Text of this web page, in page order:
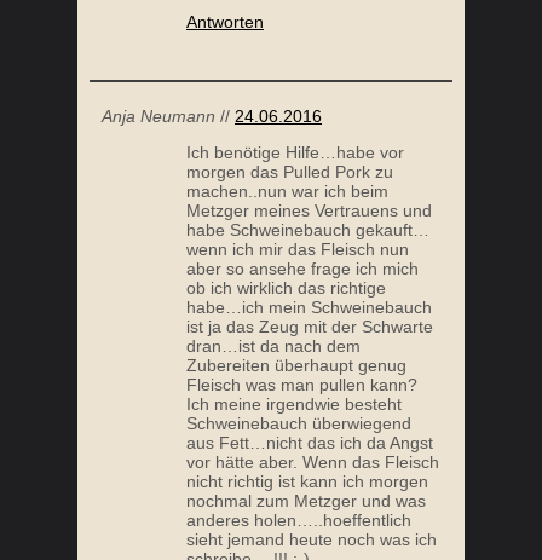
machen..nun war ich beim
Metzger meines Vertrauens und
ob ich wirklich das richtige
habe…ich mein Schweinebauch
ist ja das Zeug mit der Schwarte
dran…ist da nach dem
Zubereiten überhaupt genug
Fleisch was man pullen kann?
Ich meine irgendwie besteht
Schweinebauch überwiegend
aus Fett…nicht das ich da Angst
vor hätte aber. Wenn das Fleisch
nicht richtig ist kann ich morgen
nochmal zum Metzger und was
anderes holen…..hoeffentlich
sieht jemand heute noch was ich
schreibe… !!! :-)
Antworten
28.06.2016
Hallo Anja,